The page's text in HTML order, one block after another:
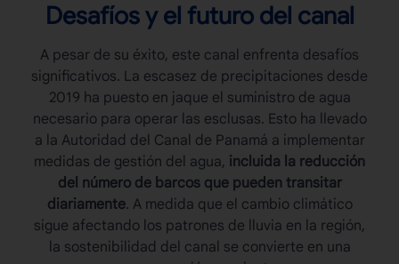
Desafíos y el futuro del canal
A pesar de su éxito, este canal enfrenta desafíos
significativos. La escasez de precipitaciones desde
2019 ha puesto en jaque el suministro de agua
necesario para operar las esclusas. Esto ha llevado
a la Autoridad del Canal de Panamá a implementar
medidas de gestión del agua, incluida la reducción
del número de barcos que pueden transitar
diariamente. A medida que el cambio climático
sigue afectando los patrones de lluvia en la región,
la sostenibilidad del canal se convierte en una